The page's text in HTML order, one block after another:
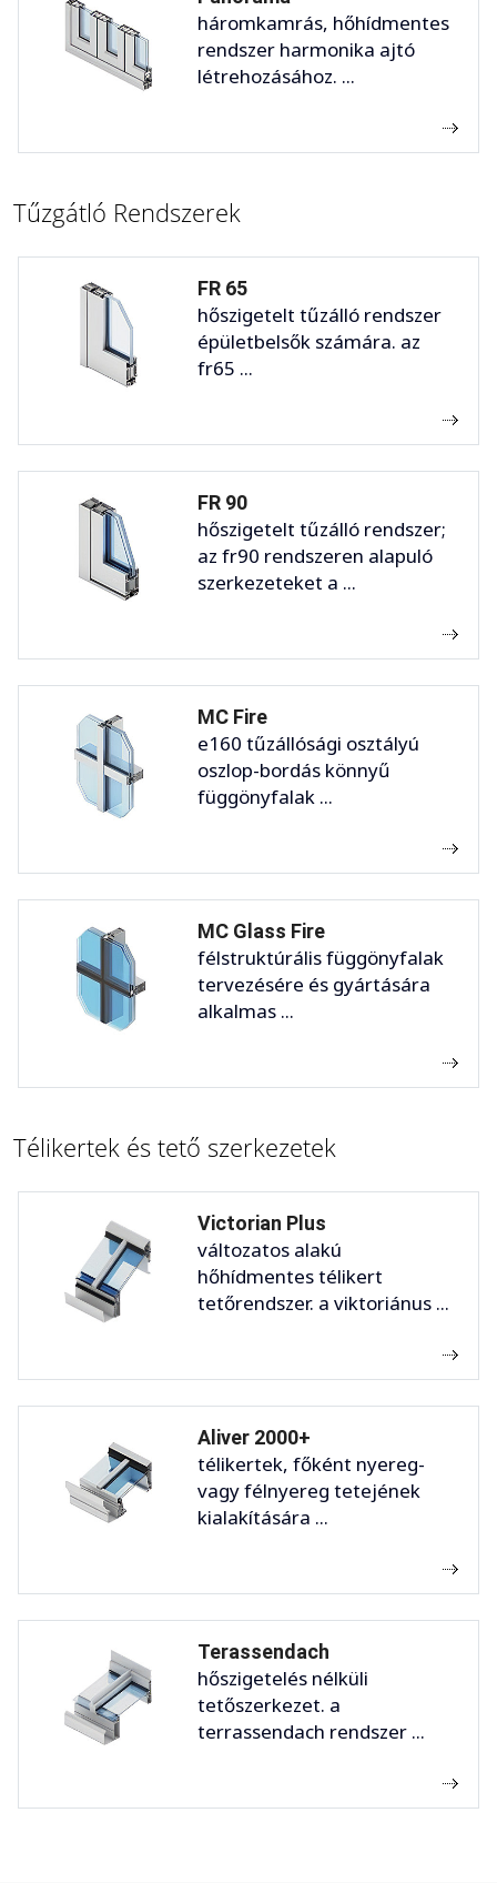
háromkamrás, hőhídmentes
rendszer harmonika ajtó
létrehozásához. ...
Tűzgátló Rendszerek
FR 65
hőszigetelt tűzálló rendszer
épületbelsők számára. az
fr65 ...
FR 90
hőszigetelt tűzálló rendszer;
az fr90 rendszeren alapuló
szerkezeteket a ...
MC Fire
e160 tűzállósági osztályú
oszlop-bordás könnyű
függönyfalak ...
MC Glass Fire
félstruktúrális függönyfalak
tervezésére és gyártására
alkalmas ...
Télikertek és tető szerkezetek
Victorian Plus
változatos alakú
hőhídmentes télikert
tetőrendszer. a viktoriánus ...
Aliver 2000+
télikertek, főként nyereg-
vagy félnyereg tetejének
kialakítására ...
Terassendach
hőszigetelés nélküli
tetőszerkezet. a
terrassendach rendszer ...